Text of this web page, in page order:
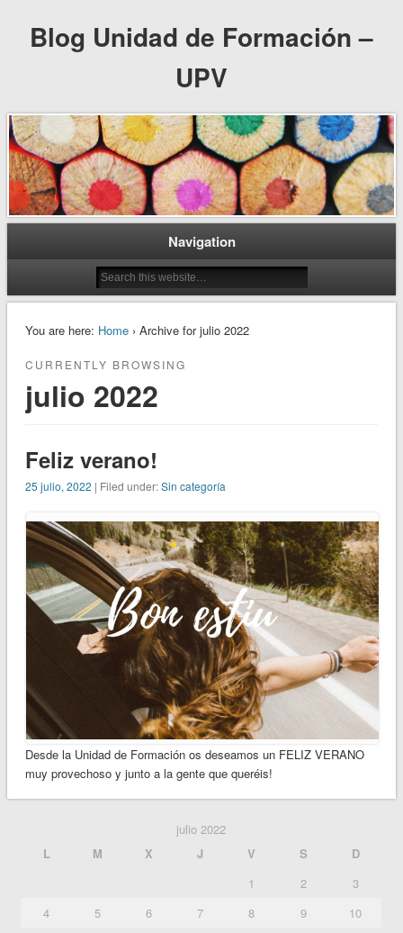
Blog Unidad de Formación –
UPV
Navigation
You are here: Home› Archive for julio 2022
CURRENTLY BROWSING
julio 2022
Feliz verano!
25 julio, 2022 | Filed under:Sin categoría
Desde la Unidad de Formación os deseamos un FELIZ VERANO
muy provechoso y junto a la gente que queréis!
julio 2022
L
M X J V S
D
1
2
3
4
5 6 7 8 9
10